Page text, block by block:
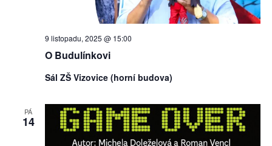
O Budulínkovi
9 listopadu, 2025 @ 15:00
Sál ZŠ Vizovice (horní budova)
PÁ
14